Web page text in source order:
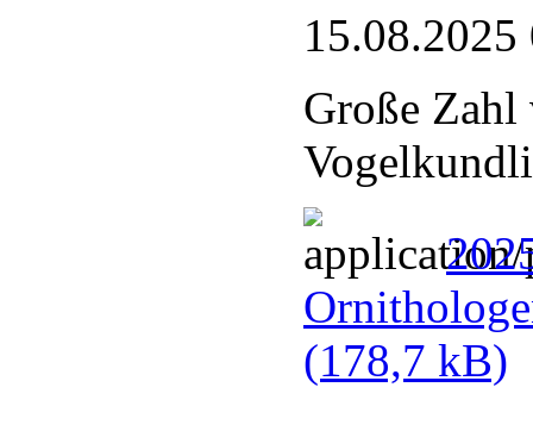
15.08.2025
Große Zahl
(178,7 kB)